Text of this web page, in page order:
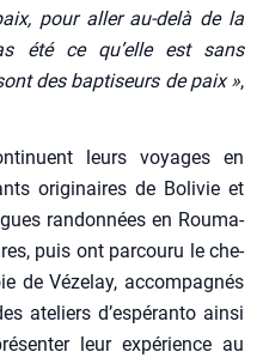
pour aller au-delà de la
été ce qu’elle est sans
des bap­ti­seurs de paix »,
leurs voyages en
ori­gi­naires de Boli­vie et
ran­don­nées en Rou­ma­
puis ont par­cou­ru le che­
de Véze­lay, accom­pa­gnés
ate­liers d’es­pé­ran­to ain­si
leur expé­rience au